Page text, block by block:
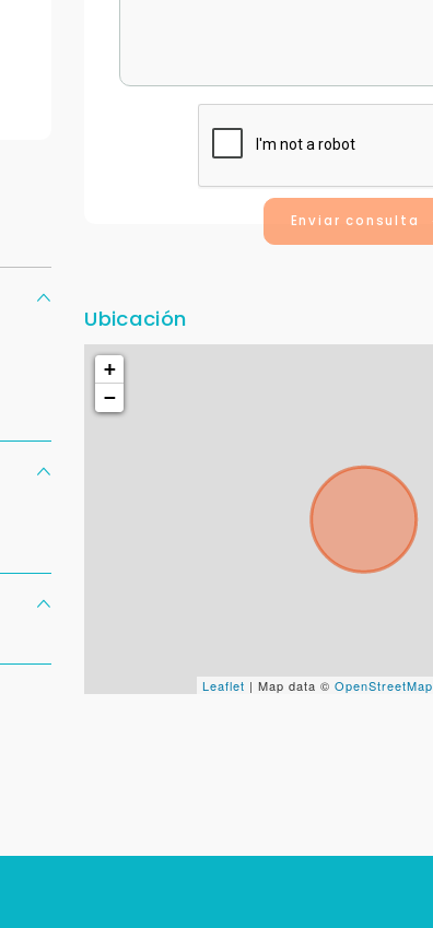
Enviar consulta
Ubicación
+
−
Leaflet | Map data © OpenStreetMap
Uso exclusivo
tu consulta.